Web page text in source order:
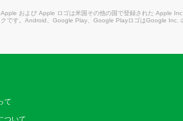
Apple および Apple ロゴは米国その他の国で登録された Apple
クです。Android、Google Play、Google PlayロゴはGoogle Inc.
て
ついて